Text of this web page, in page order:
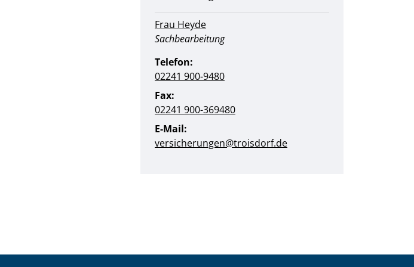
Frau Heyde
Position:
Sachbearbeitung
Telefon:
02241 900-9480
Fax:
02241 900-369480
E-Mail:
versicherungen@troisdorf.de